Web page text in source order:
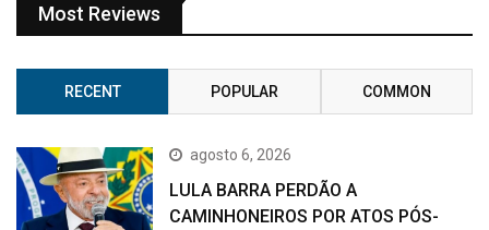
Most Reviews
RECENT POPULAR COMMON
agosto 6, 2026
LULA BARRA PERDÃO A
CAMINHONEIROS POR ATOS PÓS-